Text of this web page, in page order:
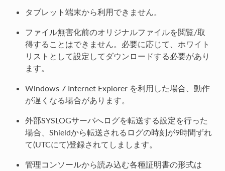
タブレット端末から利用できません。
ファイル無害化前のオリジナルファイルを閲覧/取
得することはできません。必要に応じて、ホワイト
リストとして設定してダウンロードする必要があり
ます。
Windows 7 Internet Explorer を利用した場合、動作
が遅くなる場合があります。
外部SYSLOGサーバへログを転送する設定を行った
場合、Shieldから転送されるログの時刻が9時間ずれ
て(UTCにて)登録されてしまします。
管理コンソールから読み込む各種証明書の形式は